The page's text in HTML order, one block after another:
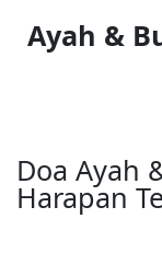
Ayah &
Doa Ayah
Harapan